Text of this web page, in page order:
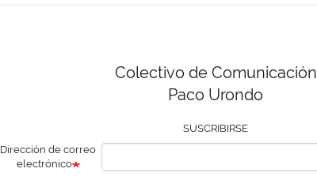
Colectivo de Comunicación
Paco Urondo
SUSCRIBIRSE
Dirección de correo
electrónico